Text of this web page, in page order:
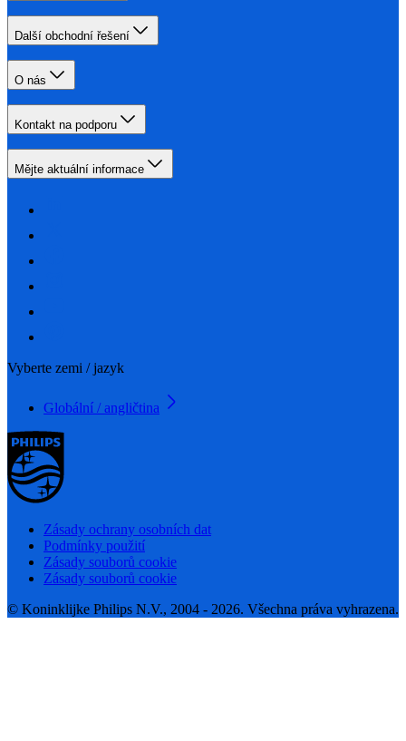
Další obchodní řešení
O nás
Kontakt na podporu
Mějte aktuální informace
Vyberte zemi / jazyk
Globální / angličtina
Zásady ochrany osobních dat
Podmínky použití
Zásady souborů cookie
Zásady souborů cookie
© Koninklijke Philips N.V., 2004 - 2026. Všechna práva vyhrazena.